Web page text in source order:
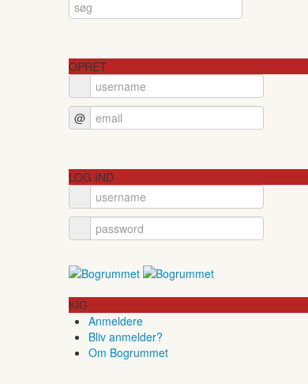
OPRET
@
LOG IND
KIG
Anmeldere
Bliv anmelder?
Om Bogrummet